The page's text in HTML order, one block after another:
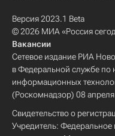
Версия 2023.1 Beta
© 2026 МИА «Россия
Вакансии
Сетевое издание РИА
в Федеральной службе по
информационных
(Роскомнадзор) 08
Свидетельство о
Учредитель: Федеральное